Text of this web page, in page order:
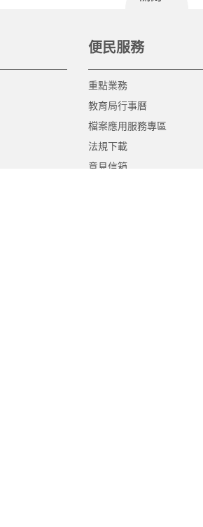
便民服務
重點業務
教育局行事曆
檔案應用服務專區
法規下載
意見信箱